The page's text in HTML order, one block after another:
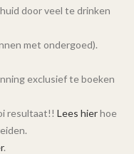
door veel te drinken
met ondergoed).
exclusief te boeken
resultaat!! Lees hierhoe
.